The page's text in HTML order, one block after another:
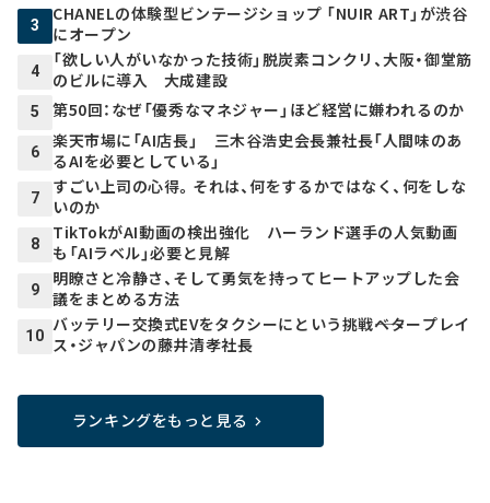
3
CHANELの体験型ビンテージショップ 「NUIR ART」が渋谷
にオープン
4
「欲しい人がいなかった技術」脱炭素コンクリ、大阪・御堂筋
のビルに導入 大成建設
5 第50回：なぜ「優秀なマネジャー」ほど経営に嫌われるのか
6
楽天市場に「AI店長」 三木谷浩史会長兼社長「人間味のあ
るAIを必要としている」
7
すごい上司の心得。それは、何をするかではなく、何をしな
いのか
8
TikTokがAI動画の検出強化 ハーランド選手の人気動画
も「AIラベル」必要と見解
9
明瞭さと冷静さ、そして勇気を持ってヒートアップした会
議をまとめる方法
10
バッテリー交換式EVをタクシーにという挑戦――ベタープレイ
ス・ジャパンの藤井清孝社長
ランキングをもっと見る